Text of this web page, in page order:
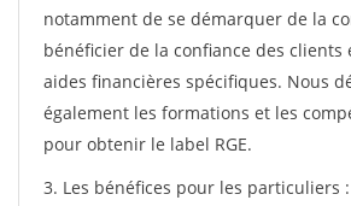
notamment de se démarquer de la
bénéficier de la confiance des clients
aides financières spécifiques. Nous
également les formations et les
pour obtenir le label RGE.
3. Les bénéfices pour les particuliers :